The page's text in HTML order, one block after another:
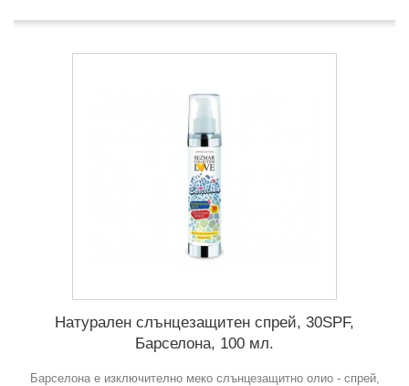
Натурален слънцезащитен спрей, 30SPF,
Барселона, 100 мл.
Барселона е изключително меко слънцезащитно олио - спрей,